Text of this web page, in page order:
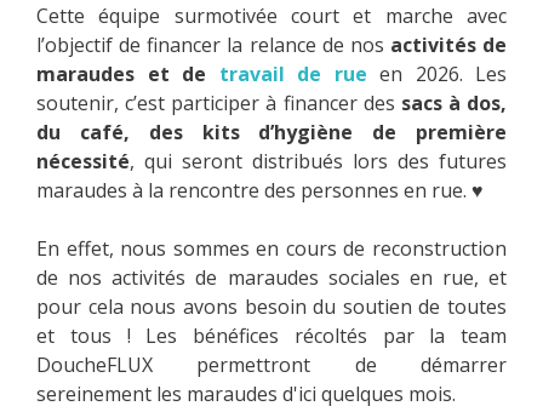
Cette équipe surmotivée court et marche avec
l’objectif de financer la relance de nos activités de
maraudes et de travail de rue en 2026. Les
soutenir, c’est participer à financer des sacs à dos,
du café, des kits d’hygiène de première
nécessité, qui seront distribués lors des futures
maraudes à la rencontre des personnes en rue. ♥
En effet, nous sommes en cours de reconstruction
de nos activités de maraudes sociales en rue, et
pour cela nous avons besoin du soutien de toutes
et tous ! Les bénéfices récoltés par la team
DoucheFLUX permettront de démarrer
sereinement les maraudes d'ici quelques mois.